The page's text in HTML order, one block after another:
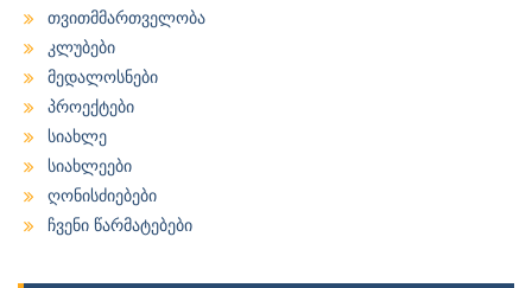
თვითმმართველობა
კლუბები
მედალოსნები
პროექტები
სიახლე
სიახლეები
ღონისძიებები
ჩვენი წარმატებები